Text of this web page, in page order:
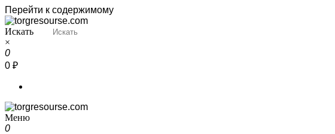
Перейти к содержимому
Torgresourse
Промышленный маркетплейс
Искать
×
0
0 ₽
Torgresourse
Промышленный маркетплейс
Меню
0